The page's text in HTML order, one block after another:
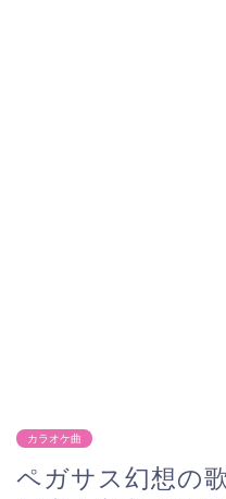
カラオケ曲
ペガサス幻想の